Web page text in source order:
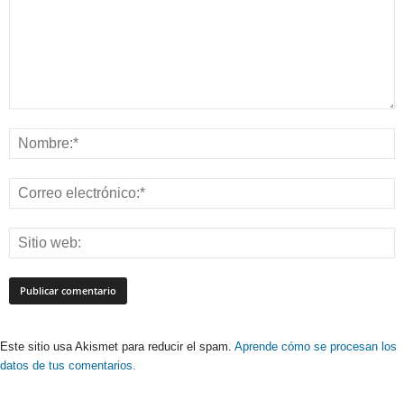
Este sitio usa Akismet para reducir el spam. Aprende cómo se procesan los
datos de tus comentarios.